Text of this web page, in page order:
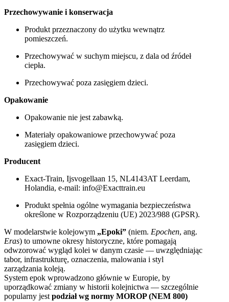
Przechowywanie i konserwacja
Produkt przeznaczony do użytku wewnątrz
pomieszczeń.
Przechowywać w suchym miejscu, z dala od źródeł
ciepła.
Przechowywać poza zasięgiem dzieci.
Opakowanie
Opakowanie nie jest zabawką.
Materiały opakowaniowe przechowywać poza
zasięgiem dzieci.
Producent
Exact-Train, Ijsvogellaan 15, NL4143AT Leerdam,
Holandia, e-mail: info@Exacttrain.eu
Produkt spełnia ogólne wymagania bezpieczeństwa
określone w Rozporządzeniu (UE) 2023/988 (GPSR).
W modelarstwie kolejowym „Epoki” (niem. Epochen, ang.
Eras) to umowne okresy historyczne, które pomagają
odwzorować wygląd kolei w danym czasie — uwzględniając
tabor, infrastrukturę, oznaczenia, malowania i styl
zarządzania koleją.
System epok wprowadzono głównie w Europie, by
uporządkować zmiany w historii kolejnictwa — szczególnie
popularny jest podział wg normy MOROP (NEM 800)